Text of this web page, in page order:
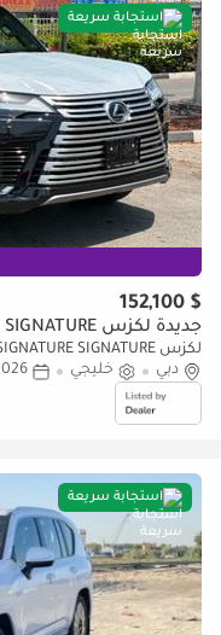
استجابة سريعة
$ 152,100
جديدة لكزس LX 600 SIGNATURE
لكزس LX 600 SIGNATURE SIGNATURE
دبي
خليجي
استجابة سريعة